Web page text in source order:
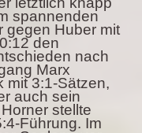
spannenden
gegen Huber mit
den
nach
Marx
mit 3:1-Sätzen,
auch sein
stellte
Führung. Im